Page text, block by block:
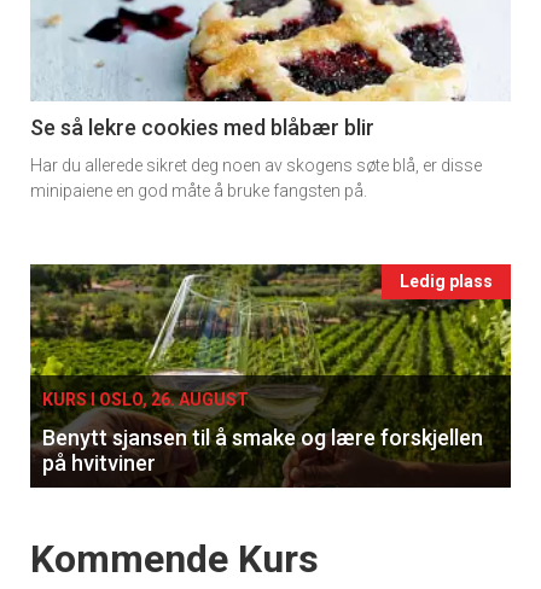
-
section
11
Ukens
Se så lekre cookies med blåbær blir
Har du allerede sikret deg noen av skogens søte blå, er disse
minipaiene en god måte å bruke fangsten på.
Events
single
Ledig plass
KURS I OSLO, 26. AUGUST
Benytt sjansen til å smake og lære forskjellen
på hvitviner
Events
Kommende Kurs